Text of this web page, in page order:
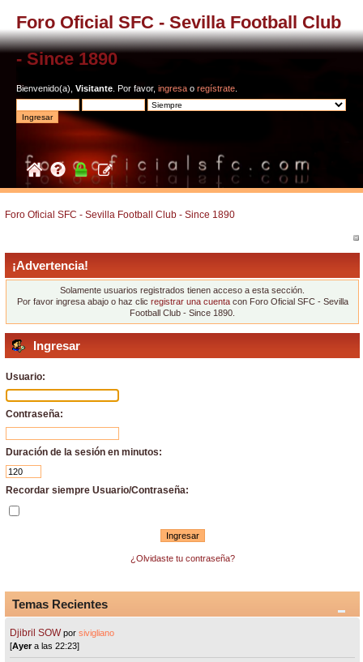
Foro Oficial SFC - Sevilla Football Club
- Since 1890
Bienvenido(a), Visitante . Por favor, ingresa o regístrate
Foro Oficial SFC - Sevilla Football Club - Since 1890
¡Advertencia!
Solamente usuarios registrados tienen acceso a esta sección.
Por favor ingresa abajo o haz clic registrar una cuentacon Foro Oficial SFC - Sevilla
Football Club - Since 1890.
Ingresar
Usuario:
Contraseña:
Duración de la sesión en minutos:
Recordar siempre Usuario/Contraseña:
¿Olvidaste tu contraseña?
Temas Recientes
Djibril SOW porsivigliano
[Ayera las 22:23]